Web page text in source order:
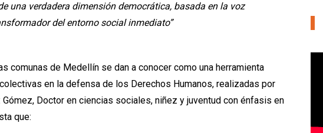
una verdadera dimensión democrática, basada en la voz
del entorno social inmediato”
comunas de Medellín se dan a conocer como una herramienta
en la defensa de los Derechos Humanos, realizadas por
Doctor en ciencias sociales, niñez y juventud con énfasis en
que: